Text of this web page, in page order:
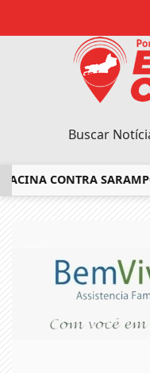
CONTRA SARAMPO